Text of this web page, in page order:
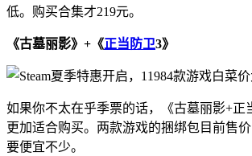
低。购买合集才219元。
《古墓丽影》+《正当防卫3》
如果你不太在乎季票的话，《古墓丽影+正
更加适合购买。两款游戏的捆绑包目前售
要便宜不少。